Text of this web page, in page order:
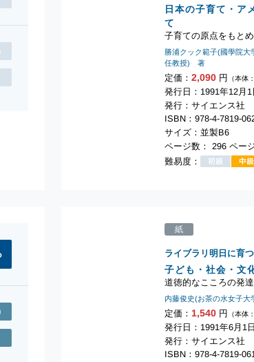
日本の子育て・ア
て
子育ての原点をもと
勝浦クック範子(國學院大
任教授) 著
定価： 2,090円 （本体
発行日：1991年12月1
発行：サイエンス社
ISBN：978-4-7819-
サイズ：並製B6
ページ数： 296 ペー
難易度：
子ども・社会・文
道徳的なこころの発達
ライブラリ明日に育
内藤俊史(お茶の水女子
定価： 1,540 円 （本体
紙
発行日：1991年6月1日
発行：サイエンス社
ISBN：978-4-7819-